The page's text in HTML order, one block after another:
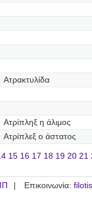
Ατρακτυλίδα
Ατρίπληξ η άλιμος
Ατρίπλεξ ο άστατος
15 16 17 18 19 20 21
Επικοινωνία: